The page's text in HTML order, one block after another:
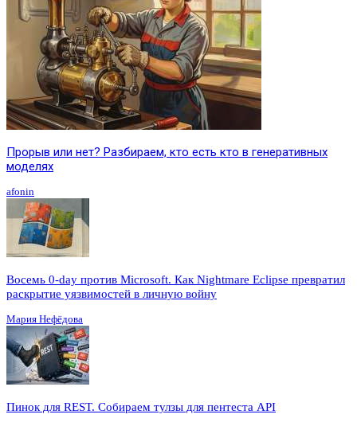
Прорыв или нет? Разбираем, кто есть кто в генеративных
моделях
afonin
Восемь 0-day против Microsoft. Как Nightmare Eclipse превратил
раскрытие уязвимостей в личную войну
Мария Нефёдова
Пинок для REST. Собираем тулзы для пентеста API